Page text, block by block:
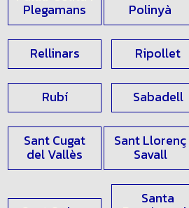
Palau-solità i
Plegamans Polinyà
Rellinars Ripollet
Rubí Sabadell
Sant Cugat
del Vallès
Sant Llorenç
Savall